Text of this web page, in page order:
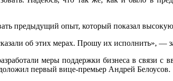
предыдущий опыт, который показал
об этих мерах. Прошу их исполнить», —
меры поддержки бизнеса в связи с
первый вице-премьер Андрей Белоусов.